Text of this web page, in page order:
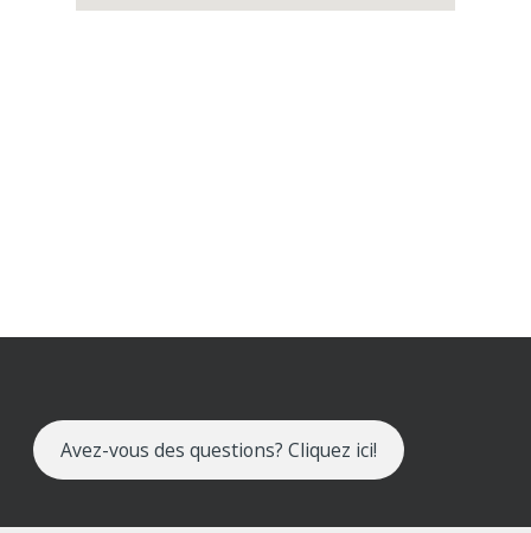
Avez-vous des questions? Cliquez ici!